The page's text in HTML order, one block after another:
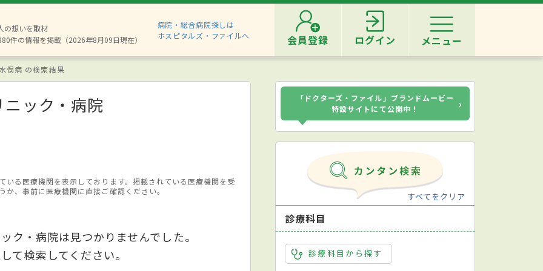
の想いを取材
件の情報を掲載（2026年8月09日現在）
病院・総合病院探しは
ホスピタルズ・ファイルへ
会員登録 ログイン メニュー
俣病 の検索結果
ニック・病院
る医療機関を表示しております。掲載されている医療機関を受
、事前に医療機関に直接ご確認ください。
ク・病院は見つかりませんでした。
て検索してください。
「ドクターズ・ファイル」ブランドムービー
特設サイトにて公開中！
›
すべてをクリア
診療科目
診療科目から探す